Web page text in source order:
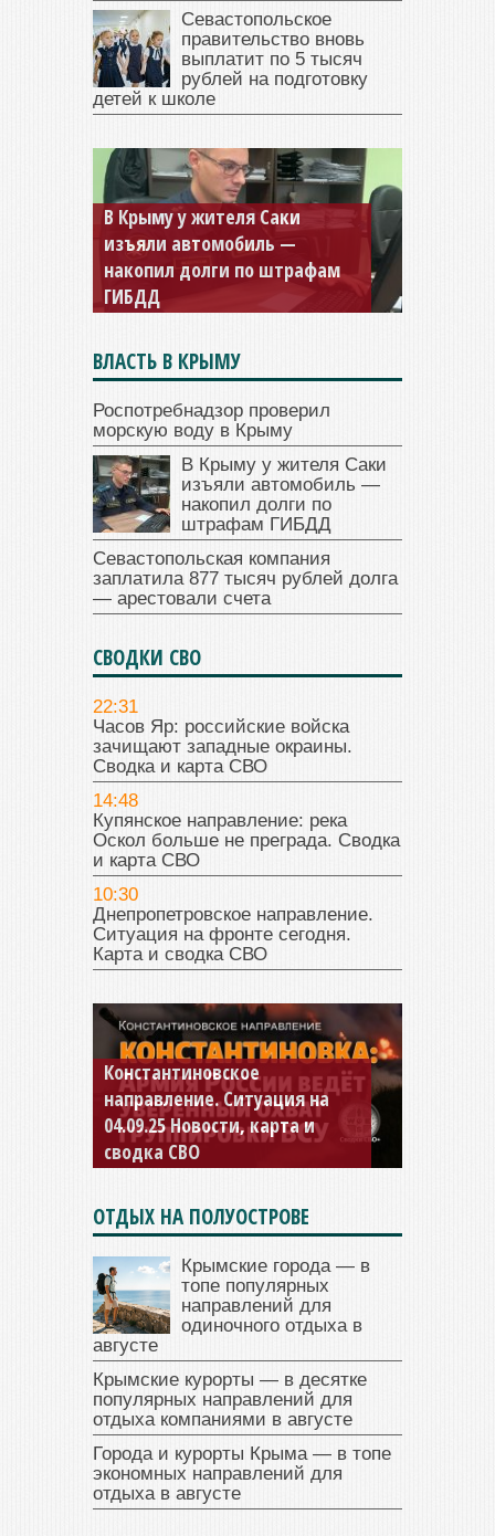
Севастопольское
правительство вновь
выплатит по 5 тысяч
рублей на подготовку
детей к школе
В Крыму у жителя Саки
изъяли автомобиль —
накопил долги по штрафам
ГИБДД
ВЛАСТЬ В КРЫМУ
Роспотребнадзор проверил
морскую воду в Крыму
В Крыму у жителя Саки
изъяли автомобиль —
накопил долги по
штрафам ГИБДД
Севастопольская компания
заплатила 877 тысяч рублей долга
— арестовали счета
СВОДКИ СВО
22:31
Часов Яр: российские войска
зачищают западные окраины.
Сводка и карта СВО
14:48
Купянское направление: река
Оскол больше не преграда. Сводка
и карта СВО
10:30
Днепропетровское направление.
Ситуация на фронте сегодня.
Карта и сводка СВО
Константиновское
направление. Ситуация на
04.09.25 Новости, карта и
сводка СВО
ОТДЫХ НА ПОЛУОСТРОВЕ
Крымские города — в
топе популярных
направлений для
одиночного отдыха в
августе
Крымские курорты — в десятке
популярных направлений для
отдыха компаниями в августе
Города и курорты Крыма — в топе
экономных направлений для
отдыха в августе